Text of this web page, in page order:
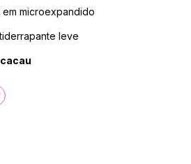
em microexpandido
leve